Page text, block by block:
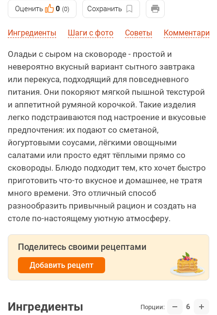
Оценить 0 (0) Сохранить
Ингредиенты Шаги с фото Советы Комментарии
Оладьи с сыром на сковороде - простой и
невероятно вкусный вариант сытного завтрака
или перекуса, подходящий для повседневного
питания. Они покоряют мягкой пышной текстурой
и аппетитной румяной корочкой. Такие изделия
легко подстраиваются под настроение и вкусовые
предпочтения: их подают со сметаной,
йогуртовыми соусами, лёгкими овощными
салатами или просто едят тёплыми прямо со
сковороды. Блюдо подходит тем, кто хочет быстро
приготовить что-то вкусное и домашнее, не тратя
много времени. Это отличный способ
разнообразить привычный рацион и создать на
столе по-настоящему уютную атмосферу.
Поделитесь своими рецептами
Добавить рецепт
Ингредиенты Порции: 6